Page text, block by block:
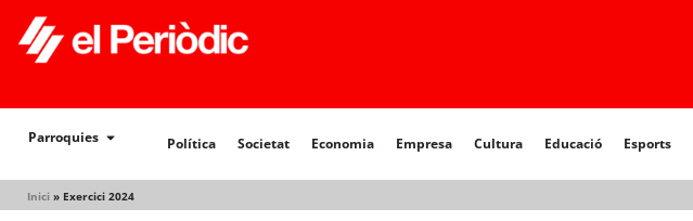
Parroquies Política Societat Economia Empresa Cultura Educació Esports
Inici » Exercici 2024
Política Societat